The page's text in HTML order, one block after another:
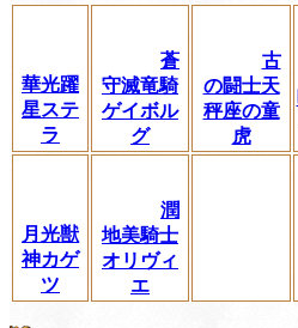
華光躍
星ステ
ラ
蒼
守滅竜騎
ゲイボル
グ
古
の闘士天
秤座の童
虎
月光獣
神カゲ
ツ
潤
地美騎士
オリヴィ
エ